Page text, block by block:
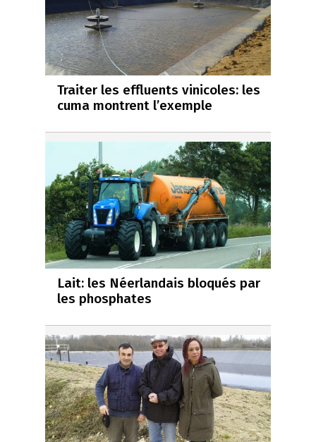
Traiter les effluents vinicoles: les
cuma montrent l’exemple
Lait: les Néerlandais bloqués par
les phosphates